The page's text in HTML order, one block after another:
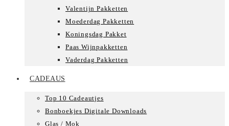
Valentijn Pakketten
Moederdag Pakketten
Koningsdag Pakket
Paas Wijnpakketten
Vaderdag Pakketten
CADEAUS
Top 10 Cadeautjes
Bonboekjes Digitale Downloads
Glas / Mok